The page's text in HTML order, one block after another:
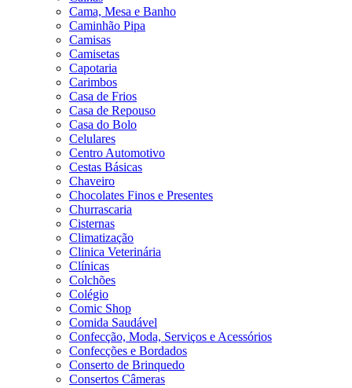
Cama, Mesa e Banho
Caminhão Pipa
Camisas
Camisetas
Capotaria
Carimbos
Casa de Frios
Casa de Repouso
Casa do Bolo
Celulares
Centro Automotivo
Cestas Básicas
Chaveiro
Chocolates Finos e Presentes
Churrascaria
Cisternas
Climatização
Clinica Veterinária
Clínicas
Colchões
Colégio
Comic Shop
Comida Saudável
Confecção, Moda, Serviços e Acessórios
Confecções e Bordados
Conserto de Brinquedo
Consertos Câmeras